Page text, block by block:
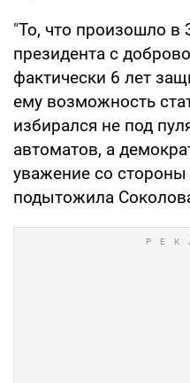
"То, что произошло
президента с
фактически 6 лет
ему возможность
избирался не под
автоматов, а
уважение со стороны
подытожила